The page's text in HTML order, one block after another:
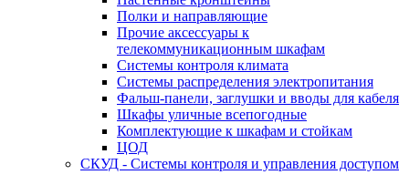
Полки и направляющие
Прочие аксессуары к
телекоммуникационным шкафам
Системы контроля климата
Системы распределения электропитания
Фальш-панели, заглушки и вводы для кабеля
Шкафы уличные всепогодные
Комплектующие к шкафам и стойкам
ЦОД
СКУД - Системы контроля и управления доступом